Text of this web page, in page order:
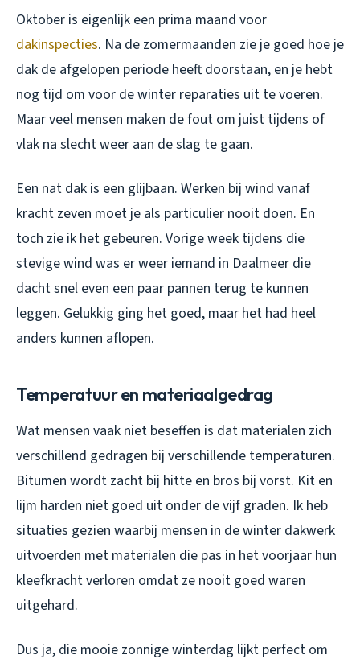
Oktober is eigenlijk een prima maand voor
dakinspecties. Na de zomermaanden zie je goed hoe je
dak de afgelopen periode heeft doorstaan, en je hebt
nog tijd om voor de winter reparaties uit te voeren.
Maar veel mensen maken de fout om juist tijdens of
vlak na slecht weer aan de slag te gaan.
Een nat dak is een glijbaan. Werken bij wind vanaf
kracht zeven moet je als particulier nooit doen. En
toch zie ik het gebeuren. Vorige week tijdens die
stevige wind was er weer iemand in Daalmeer die
dacht snel even een paar pannen terug te kunnen
leggen. Gelukkig ging het goed, maar het had heel
anders kunnen aflopen.
Temperatuur en materiaalgedrag
Wat mensen vaak niet beseffen is dat materialen zich
verschillend gedragen bij verschillende temperaturen.
Bitumen wordt zacht bij hitte en bros bij vorst. Kit en
lijm harden niet goed uit onder de vijf graden. Ik heb
situaties gezien waarbij mensen in de winter dakwerk
uitvoerden met materialen die pas in het voorjaar hun
kleefkracht verloren omdat ze nooit goed waren
uitgehard.
Dus ja, die mooie zonnige winterdag lijkt perfect om